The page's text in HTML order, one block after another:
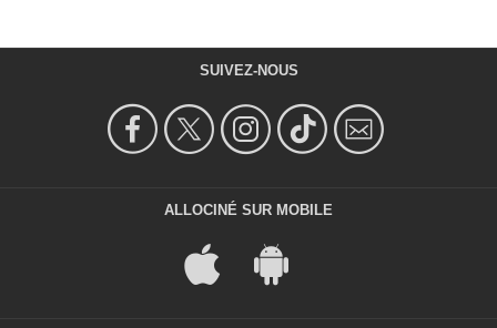
SUIVEZ-NOUS
ALLOCINÉ SUR MOBILE